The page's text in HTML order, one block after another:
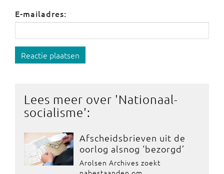
E-mailadres:
Reactie plaatsen
Lees meer over 'Nationaal-
socialisme':
Afscheidsbrieven uit de
oorlog alsnog ‘bezorgd’
Arolsen Archives zoekt